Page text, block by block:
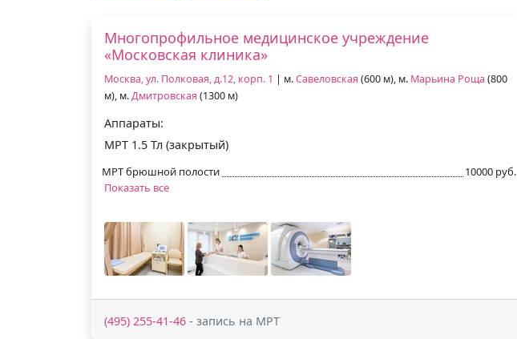
Многопрофильное медицинское учреждение
«Московская клиника»
Москва, ул. Полковая, д.12, корп. 1 | м.Савеловская (600 м), м. Марьина Роща (800
м), м.Дмитровская (1300 м)
Аппараты:
МРТ 1.5 Тл (закрытый)
МРТ брюшной полости
10000 руб.
Показать все
(495) 255-41-46 - запись на МРТ